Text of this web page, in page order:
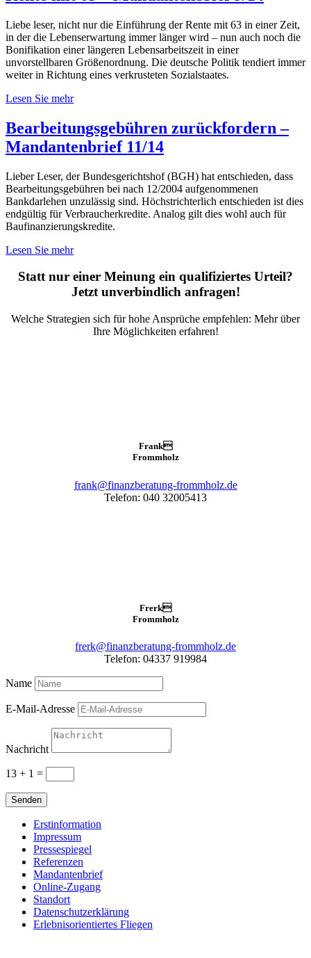
Liebe leser, nicht nur die Einführung der Rente mit 63 in einer Zeit,
in der die Lebenserwartung immer länger wird – nun auch noch die
Bonifikation einer längeren Lebensarbeitszeit in einer
unvorstellbaren Größenordnung. Die deutsche Politik tendiert immer
weiter in Richtung eines verkrusteten Sozialstaates.
Lesen Sie mehr
Bearbeitungsgebühren zurückfordern –
Mandantenbrief 11/14
Lieber Leser, der Bundesgerichtshof (BGH) hat entschieden, dass
Bearbeitungsgebühren bei nach 12/2004 aufgenommenen
Bankdarlehen unzulässig sind. Höchstrichterlich entschieden ist dies
endgültig für Verbraucherkredite. Analog gilt dies wohl auch für
Baufinanzierungskredite.
Lesen Sie mehr
Statt nur einer Meinung ein qualifiziertes Urteil?
Jetzt unverbindlich anfragen!
Welche Strategien sich für hohe Ansprüche empfehlen: Mehr über
Ihre Möglichkeiten erfahren!
Frank
Frommholz
frank@finanzberatung-frommholz.de
Telefon: 040 32005413
Frerk
Frommholz
frerk@finanzberatung-frommholz.de
Telefon: 04337 919984
Name
E-Mail-Adresse
Nachricht
13 + 1 =
Senden
Erstinformation
Impressum
Pressespiegel
Referenzen
Mandantenbrief
Online-Zugang
Standort
Datenschutzerklärung
Erlebnisorientiertes Fliegen